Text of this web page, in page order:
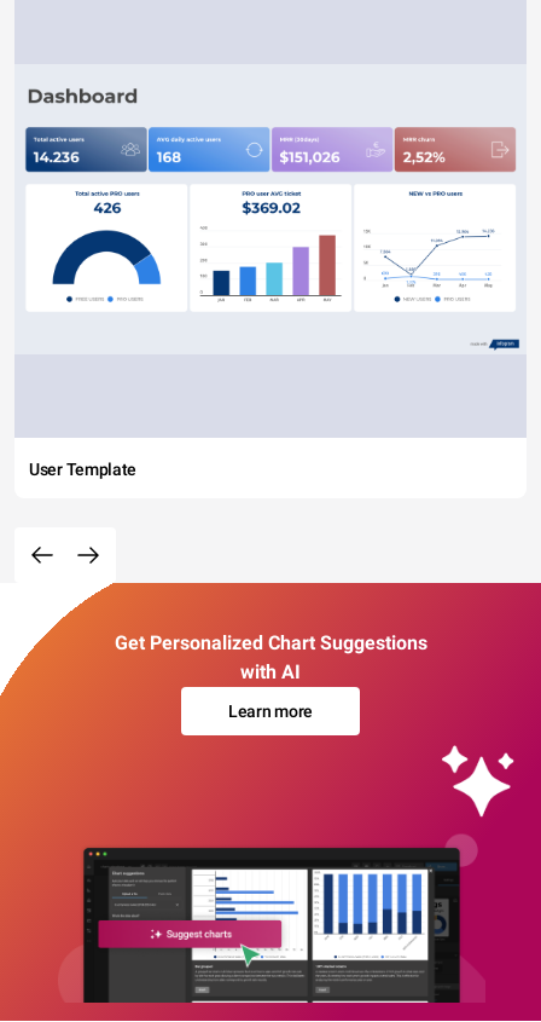
User Template
Get Personalized Chart Suggestions
with AI
Learn more